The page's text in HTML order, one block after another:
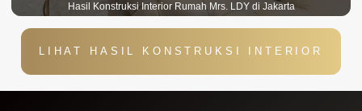
Hasil Konstruksi Interior Rumah Mrs. LDY di Jakarta
LIHAT HASIL KONSTRUKSI INTERIOR